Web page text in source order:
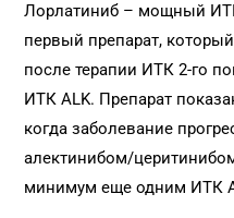
Лорлатиниб – мощный
первый препарат,
после терапии ИТК 2-го
ИТК ALK. Препарат
когда заболевание
алектинибом/
минимум еще одним ИТК